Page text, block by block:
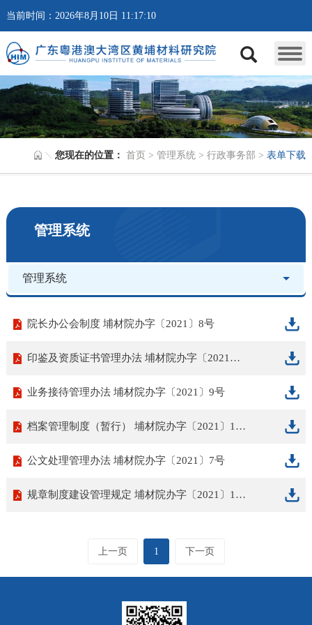
当前时间：2026年8月10日 11:17:10
您现在的位置： 首页 >管理系统 >行政事务部 >表单下载
管理系统
管理系统
院长办公会制度 埔材院办字〔2021〕8号
印鉴及资质证书管理办法 埔材院办字〔2021〕12号
业务接待管理办法 埔材院办字〔2021〕9号
档案管理制度（暂行） 埔材院办字〔2021〕15号（暂行）
公文处理管理办法 埔材院办字〔2021〕7号
规章制度建设管理规定 埔材院办字〔2021〕11号
上一页 1 下一页